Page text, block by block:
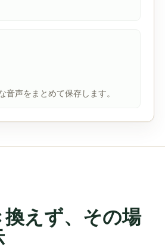
音声をまとめて保存します。
えず、その場